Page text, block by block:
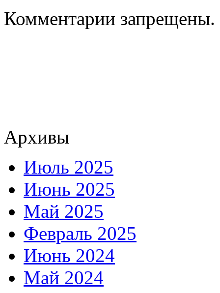
Комментарии запрещены.
Архивы
Июль 2025
Июнь 2025
Май 2025
Февраль 2025
Июнь 2024
Май 2024